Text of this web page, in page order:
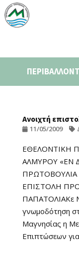
Ανοιχτή
11/05/2009
ΕΘΕΛΟΝΤΙΚΗ
ΑΛΜΥΡΟΥ «ΕΝ
ΕΠΙΣΤΟΛΗ
ΠΑΠΑΤΟΛΙΑΚε
γνωμοδότηση
Μαγνησίας η
Επιπτώσεων